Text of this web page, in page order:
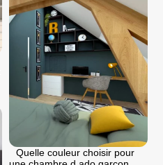
Quelle couleur choisir pour